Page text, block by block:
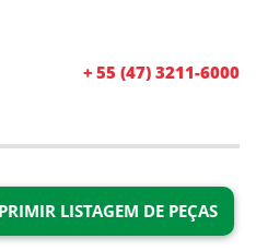
+ 55 (47) 3211-6000
LISTAGEM DE PEÇAS